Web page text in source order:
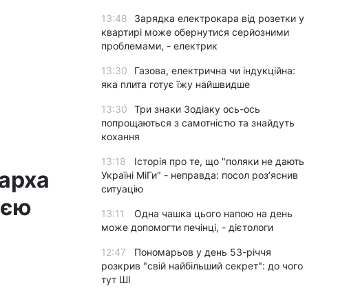
13:48
Зарядка електрокара від розетки у
квартирі може обернутися серйозними
проблемами, - електрик
13:30
Газова, електрична чи індукційна:
яка плита готує їжу найшвидше
13:30
Три знаки Зодіаку ось-ось
попрощаються з самотністю та знайдуть
кохання
13:18
Історія про те, що "поляки не дають
Україні МіГи" - неправда: посол роз’яснив
ситуацію
13:11
Одна чашка цього напою на день
може допомогти печінці, - дієтологи
12:47
Пономарьов у день 53-річчя
розкрив "свій найбільший секрет": до чого
тут ШІ